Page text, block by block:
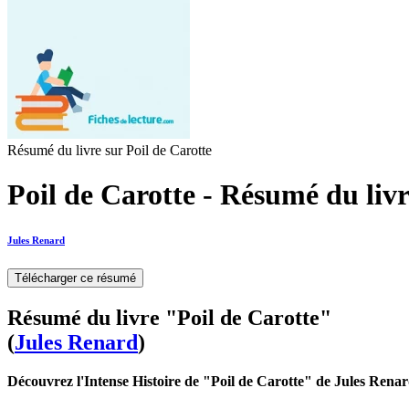
Résumé du livre sur Poil de Carotte
Poil de Carotte - Résumé du
Jules Renard
Télécharger ce résumé
Résumé du livre "Poil de Carotte"
(Jules Renard)
Découvrez l'Intense Histoire de "Poil de Carotte" de Jules